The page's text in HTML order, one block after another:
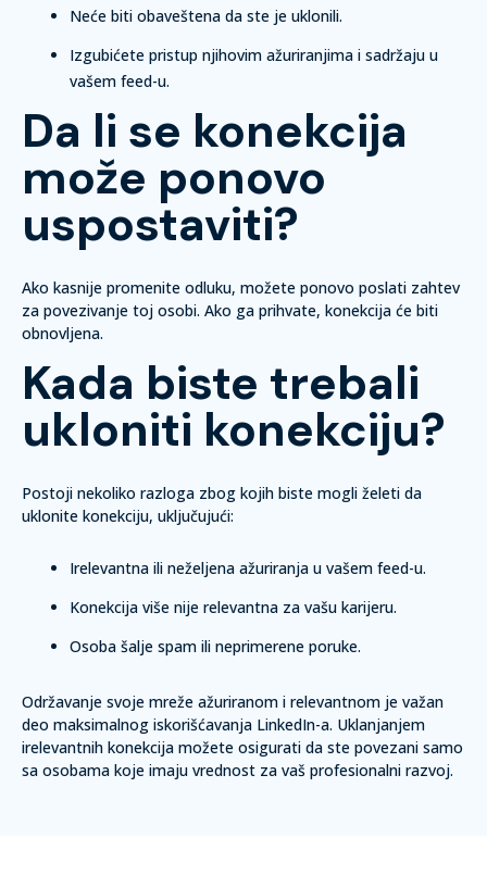
Neće biti obaveštena da ste je uklonili.
Izgubićete pristup njihovim ažuriranjima i sadržaju u
vašem feed-u.
Da li se konekcija
može ponovo
uspostaviti?
Ako kasnije promenite odluku, možete ponovo poslati zahtev
za povezivanje toj osobi. Ako ga prihvate, konekcija će biti
obnovljena.
Kada biste trebali
ukloniti konekciju?
Postoji nekoliko razloga zbog kojih biste mogli želeti da
uklonite konekciju, uključujući:
Irelevantna ili neželjena ažuriranja u vašem feed-u.
Konekcija više nije relevantna za vašu karijeru.
Osoba šalje spam ili neprimerene poruke.
Održavanje svoje mreže ažuriranom i relevantnom je važan
deo maksimalnog iskorišćavanja LinkedIn-a. Uklanjanjem
irelevantnih konekcija možete osigurati da ste povezani samo
sa osobama koje imaju vrednost za vaš profesionalni razvoj.